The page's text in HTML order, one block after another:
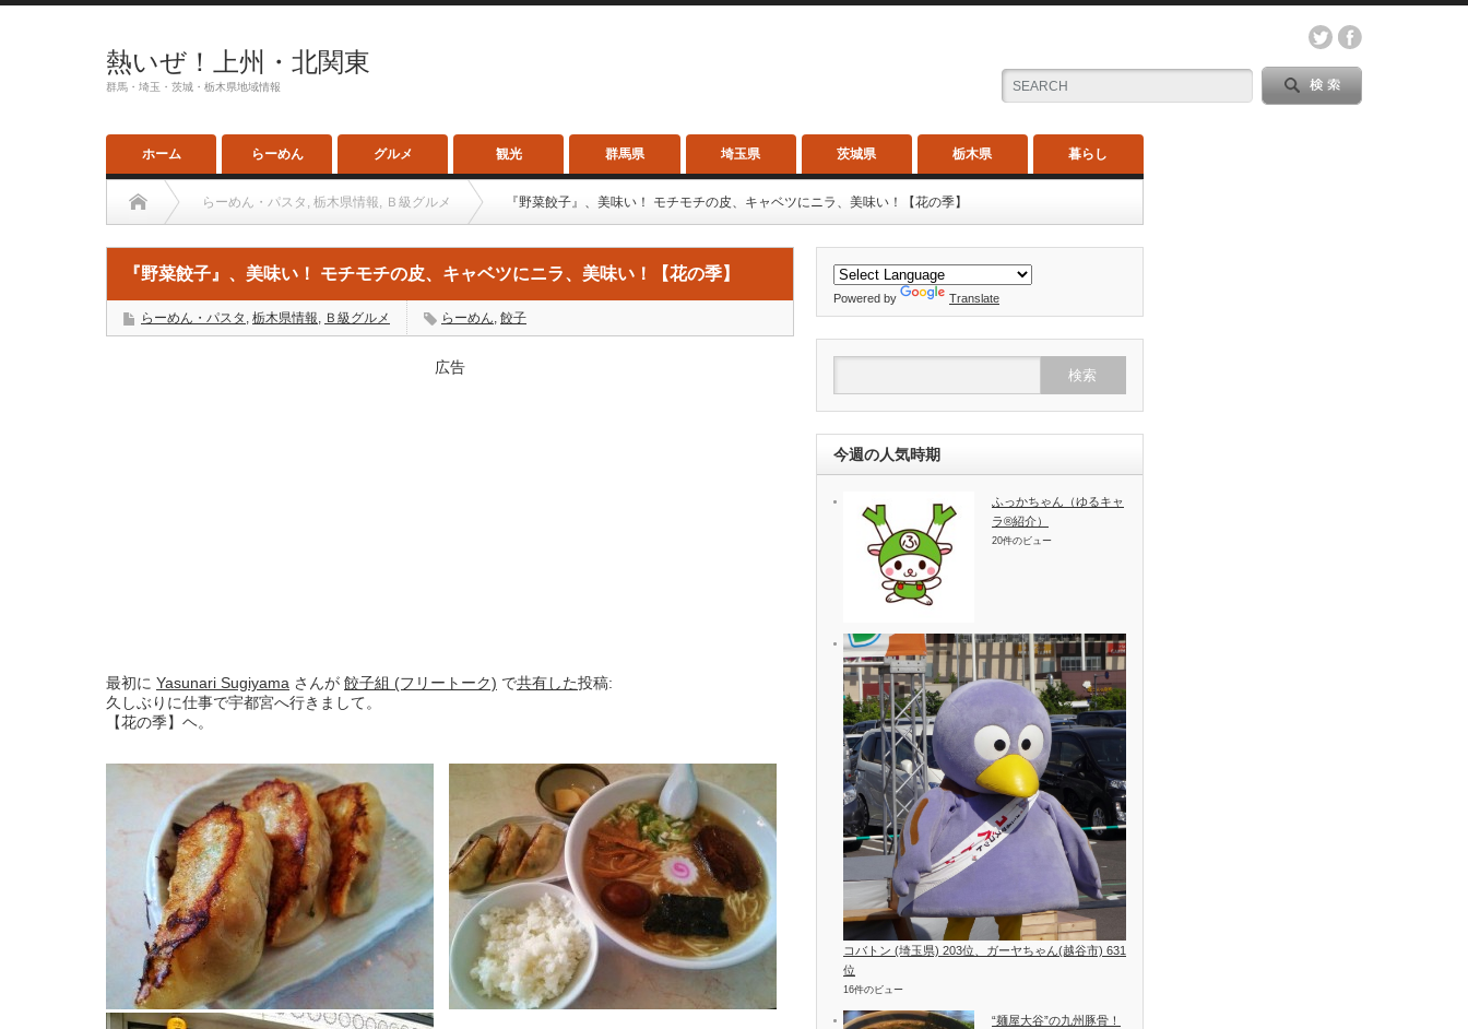
熱いぜ！上州・北関東
群馬・埼玉・茨城・栃木県地域情報
ホーム らーめん グルメ 観光 群馬県 埼玉県 茨城県 栃木県 暮らし
らーめん・パスタ , 栃木県情報, Ｂ級グルメ 『野菜餃子』、美味い！ モチモチの皮、キャベツにニラ、美味い！【花の季】
『野菜餃子』、美味い！ モチモチの皮、キャベツにニラ、美味い！【花の季】
らーめん・パスタ , 栃木県情報, Ｂ級グルメ らーめん, 餃子
広告
最初に Yasunari Sugiyama さんが 餃子組 (フリートーク) で共有した投稿:
久しぶりに仕事で宇都宮へ行きまして。
【花の季】ヘ。
Powered by Translate
今週の人気時期
ふっかちゃん（ゆるキャ
ラ®紹介）
20件のビュー
コバトン (埼玉県) 203位、ガーヤちゃん(越谷市) 631
位
16件のビュー
“麺屋大谷”の九州豚骨！